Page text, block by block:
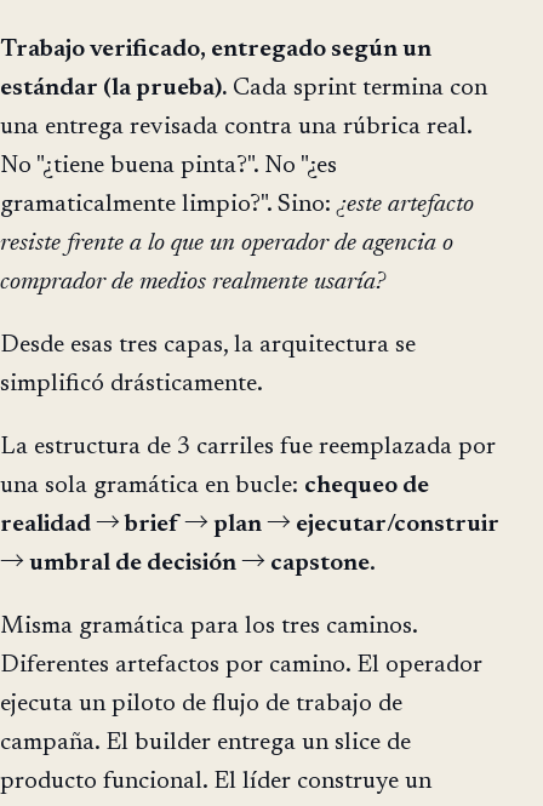
Trabajo verificado, entregado según un
estándar (la prueba). Cada sprint termina con
una entrega revisada contra una rúbrica real.
No "¿tiene buena pinta?". No "¿es
gramaticalmente limpio?". Sino: ¿este artefacto
resiste frente a lo que un operador de agencia o
comprador de medios realmente usaría?
Desde esas tres capas, la arquitectura se
simplificó drásticamente.
La estructura de 3 carriles fue reemplazada por
una sola gramática en bucle: chequeo de
realidad → brief → plan → ejecutar/construir
→ umbral de decisión → capstone.
Misma gramática para los tres caminos.
Diferentes artefactos por camino. El operador
ejecuta un piloto de flujo de trabajo de
campaña. El builder entrega un slice de
producto funcional. El líder construye un